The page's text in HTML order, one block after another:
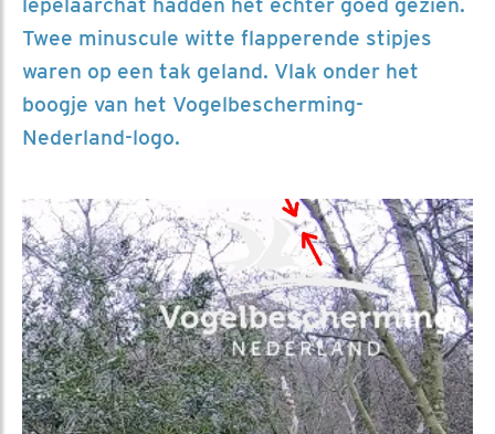
Twee minuscule witte flapperende stipjes
waren op een tak geland. Vlak onder het
boogje van het Vogelbescherming-
Nederland-logo.